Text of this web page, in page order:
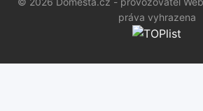
práva vyhrazena